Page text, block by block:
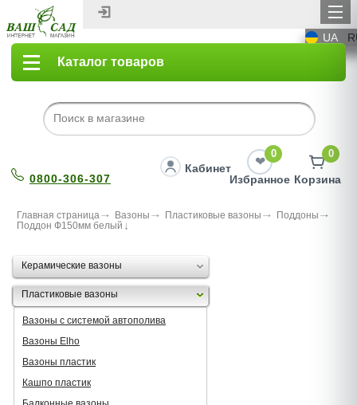
UA
Каталог товаров
0800-306-307
Кабинет
0
Избранное
0
Корзина
Главная страница Вазоны Пластиковые вазоны
Поддоны
Поддон Ф150мм белый
Керамические вазоны
Пластиковые вазоны
Вазоны с системой автополива
Вазоны Elho
Вазоны пластик
Кашпо пластик